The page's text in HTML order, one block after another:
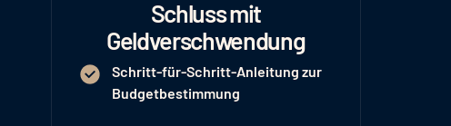
Schluss mit
Geldverschwendung
Schritt-für-Schritt-Anleitung zur
Budgetbestimmung